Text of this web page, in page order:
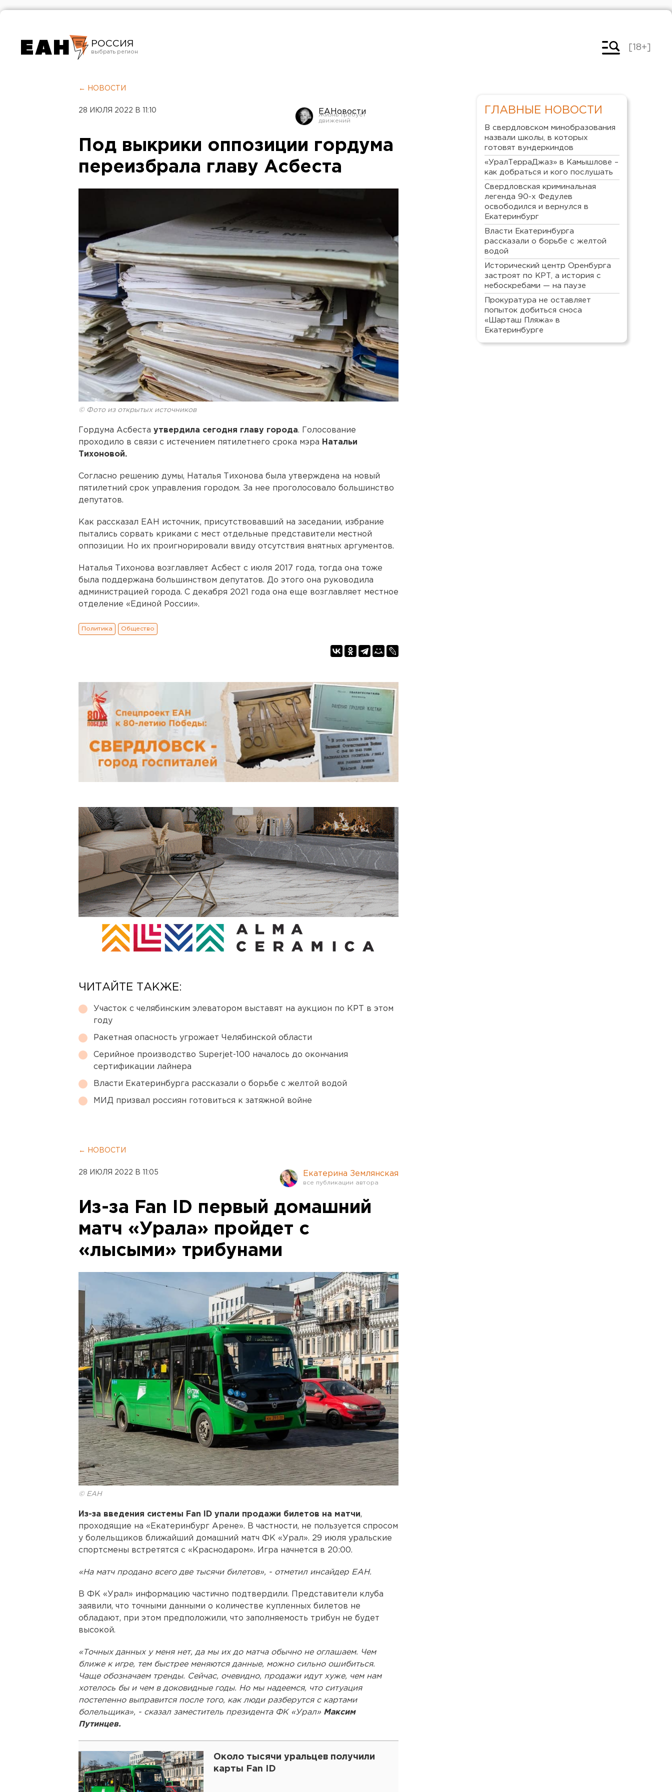
РОССИЯ
Челябинск
[18+]
← НОВОСТИ
28 ИЮЛЯ 2022 В 11:10 ЕАНовости
Под выкрики оппозиции гордума
переизбрала главу Асбеста
© Фото из открытых источников
Гордума Асбеста утвердила сегодня главу города. Голосование
проходило в связи с истечением пятилетнего срока мэра Натальи
Тихоновой.
Согласно решению думы, Наталья Тихонова была утверждена на новый
пятилетний срок управления городом. За нее проголосовало большинство
депутатов.
Как рассказал ЕАН источник, присутствовавший на заседании, избрание
пытались сорвать криками с мест отдельные представители местной
оппозиции. Но их проигнорировали ввиду отсутствия внятных аргументов.
Наталья Тихонова возглавляет Асбест с июля 2017 года, тогда она тоже
была поддержана большинством депутатов. До этого она руководила
администрацией города. С декабря 2021 года она еще возглавляет местное
отделение «Единой России».
Политика Общество
ЧИТАЙТЕ ТАКЖЕ:
Участок с челябинским элеватором выставят на аукцион по КРТ в этом
году
Ракетная опасность угрожает Челябинской области
Серийное производство Superjet-100 началось до окончания
сертификации лайнера
Власти Екатеринбурга рассказали о борьбе с желтой водой
МИД призвал россиян готовиться к затяжной войне
← НОВОСТИ
28 ИЮЛЯ 2022 В 11:05 Екатерина Землянская
Из-за Fan ID первый домашний
матч «Урала» пройдет с
«лысыми» трибунами
© ЕАН
Из-за введения системы Fan ID упали продажи билетов на матчи,
проходящие на «Екатеринбург Арене». В частности, не пользуется спросом
у болельщиков ближайший домашний матч ФК «Урал». 29 июля уральские
спортсмены встретятся с «Краснодаром». Игра начнется в 20:00.
«На матч продано всего две тысячи билетов», - отметил инсайдер ЕАН.
В ФК «Урал» информацию частично подтвердили. Представители клуба
заявили, что точными данными о количестве купленных билетов не
обладают, при этом предположили, что заполняемость трибун не будет
высокой.
«Точных данных у меня нет, да мы их до матча обычно не оглашаем. Чем
ближе к игре, тем быстрее меняются данные, можно сильно ошибиться.
Чаще обозначаем тренды. Сейчас, очевидно, продажи идут хуже, чем нам
хотелось бы и чем в доковидные годы. Но мы надеемся, что ситуация
постепенно выправится после того, как люди разберутся с картами
болельщика», - сказал заместитель президента ФК «Урал» Максим
Путинцев.
Около тысячи уральцев получили
карты Fan ID
ГЛАВНЫЕ НОВОСТИ
В свердловском минобразования
назвали школы, в которых
готовят вундеркиндов
«УралТерраДжаз» в Камышлове –
как добраться и кого послушать
Свердловская криминальная
легенда 90-х Федулев
освободился и вернулся в
Екатеринбург
Власти Екатеринбурга
рассказали о борьбе с желтой
водой
Исторический центр Оренбурга
застроят по КРТ, а история с
небоскребами — на паузе
Прокуратура не оставляет
попыток добиться сноса
«Шарташ Пляжа» в
Екатеринбурге